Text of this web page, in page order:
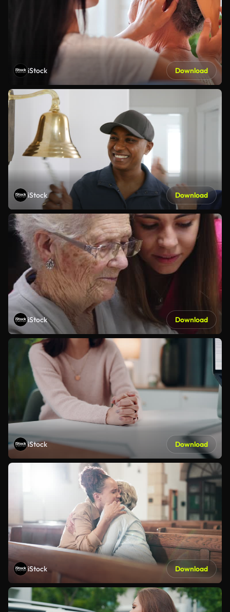
iStock Download
iStock Download
iStock Download
iStock Download
iStock Download